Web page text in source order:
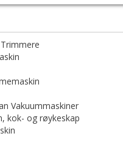
Vakuummaskiner
kok- og røykeskap